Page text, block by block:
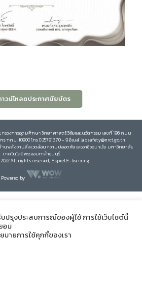
าวน์โหลดประกาศนียบัตร
รวงการอุดมศึกษา วิทยาศาสตร์ วิจัยและนวัตกรรม เลขที่ 196 ถนน
กทม. 10900 โทร 0 25791370 – 9 อีเมล์ labsafety@nrct.go.th
นพลังงานสิ่งแวดล้อมความปลอดภัยและอาชีวอนามัย มหาวิทยาลัย
เทคโนโลยีพระจอมเกล้าธนบุรี
All rights reserved, Esprel E-learning
Powered by
ปรุงประสบการณ์ของผู้ใช้ การใช้เว็บไซต์นี้
อม
บายการใช้คุกกี้ของเรา